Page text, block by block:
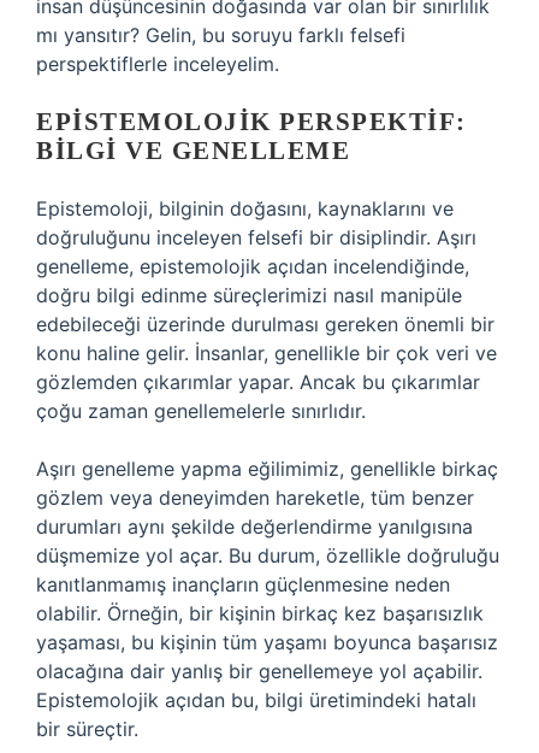
insan düşüncesinin doğasında var olan bir sınırlılık
mı yansıtır? Gelin, bu soruyu farklı felsefi
perspektiflerle inceleyelim.
EPISTEMOLOJIK PERSPEKTIF:
BILGI VE GENELLEME
Epistemoloji, bilginin doğasını, kaynaklarını ve
doğruluğunu inceleyen felsefi bir disiplindir. Aşırı
genelleme, epistemolojik açıdan incelendiğinde,
doğru bilgi edinme süreçlerimizi nasıl manipüle
edebileceği üzerinde durulması gereken önemli bir
konu haline gelir. İnsanlar, genellikle bir çok veri ve
gözlemden çıkarımlar yapar. Ancak bu çıkarımlar
çoğu zaman genellemelerle sınırlıdır.
Aşırı genelleme yapma eğilimimiz, genellikle birkaç
gözlem veya deneyimden hareketle, tüm benzer
durumları aynı şekilde değerlendirme yanılgısına
düşmemize yol açar. Bu durum, özellikle doğruluğu
kanıtlanmamış inançların güçlenmesine neden
olabilir. Örneğin, bir kişinin birkaç kez başarısızlık
yaşaması, bu kişinin tüm yaşamı boyunca başarısız
olacağına dair yanlış bir genellemeye yol açabilir.
Epistemolojik açıdan bu, bilgi üretimindeki hatalı
bir süreçtir.